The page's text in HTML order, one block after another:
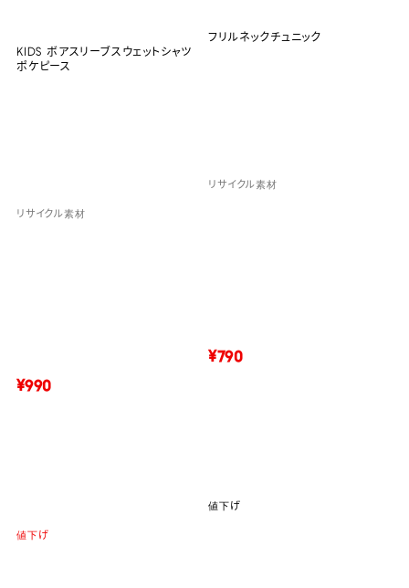
KIDS ボアスリーブスウェットシャツ
ポケピース
リサイクル素材
¥990
値下げ
フリルネックチュニック
リサイクル素材
¥790
値下げ